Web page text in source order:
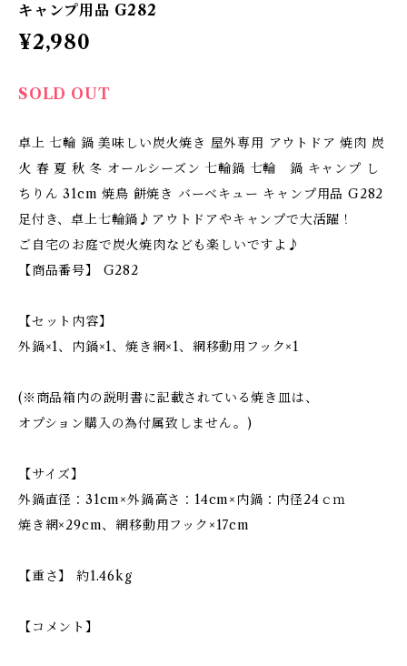
キャンプ用品 G282
¥2,980
SOLD OUT
卓上 七輪 鍋 美味しい炭火焼き 屋外専用 アウトドア 焼肉 炭
火 春 夏 秋 冬 オールシーズン 七輪鍋 七輪 鍋 キャンプ し
ちりん 31cm 焼鳥 餅焼き バーベキュー キャンプ用品 G282
足付き、卓上七輪鍋♪アウトドアやキャンプで大活躍！
ご自宅のお庭で炭火焼肉なども楽しいですよ♪
【商品番号】 G282
【セット内容】
外鍋×1、内鍋×1、焼き網×1、網移動用フック×1
(※商品箱内の説明書に記載されている焼き皿は、
オプション購入の為付属致しません。)
【サイズ】
外鍋直径：31cm×外鍋高さ：14cm×内鍋：内径24ｃｍ
焼き網×29cm、網移動用フック×17cm
【重さ】 約1.46kg
【コメント】